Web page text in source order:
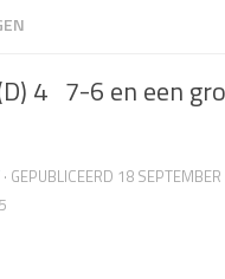
4 7-6 en een
· GEPUBLICEERD 18